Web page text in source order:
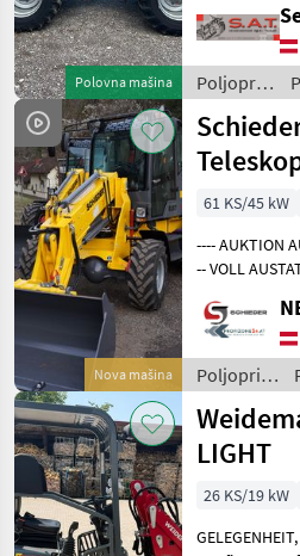
Polovna mašina
im
gefahren -
904J-E36TA -
motorni
strojevi /
Weidemann
Nova mašina
816T
AUF
61 KS/45 kW
---- AUKTION
-- VOLL
leistungsstark, Allrad,
Standheizung
816T
Abmessung
motorni
strojevi /
Schieder
LIGHT
26 KS/19 kW
GELEGENHEIT,